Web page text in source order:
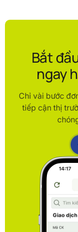
Bắt
ngay
Chỉ vài bước
tiếp cận thị